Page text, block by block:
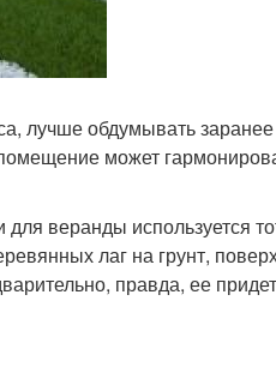
лучше обдумывать
может
для веранды используется
лаг на грунт,
правда, ее